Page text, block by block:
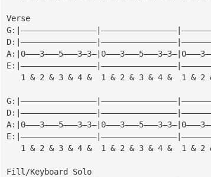
Verse
1 & 2 & 3 & 4 &  1 & 2 & 3 & 4 &  1 & 2
1 & 2 & 3 & 4 &  1 & 2 & 3 & 4 &  1 & 2
Fill/Keyboard Solo